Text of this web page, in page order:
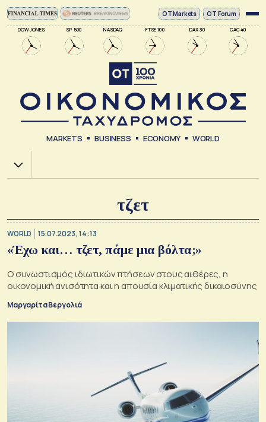
DOW JONES SP 500 NASDAQ FTSE 100 DAX 30 CAC 40
ΟΤ Markets OT Forum
MARKETS BUSINESS ECONOMY WORLD
Χ.Α.
τζετ
WORLD 15.07.2023, 14:13
«Έχω και… τζετ, πάμε μια βόλτα;»
Ο συνωστισμός ιδιωτικών πτήσεων στους αιθέρες, η
οικονομική ανισότητα και η απουσία κλιματικής δικαιοσύνης
Μαργαρίτα Βεργολιά